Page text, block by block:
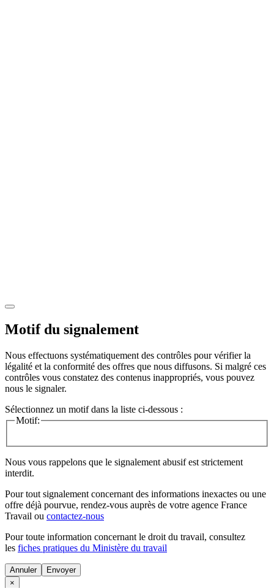
Motif du signalement
Nous effectuons systématiquement des contrôles pour vérifier la
légalité et la conformité des offres que nous diffusons. Si malgré ces
contrôles vous constatez des contenus inappropriés, vous pouvez
nous le signaler.
Sélectionnez un motif dans la liste ci-dessous :
Motif:
Nous vous rappelons que le signalement abusif est strictement
interdit.
Pour tout signalement concernant des informations inexactes ou une
offre déjà pourvue, rendez-vous auprès de votre agence France
Travail ou contactez-nous
Pour toute information concernant le droit du travail, consultez
les fiches pratiques du Ministère du travail
Annuler
×